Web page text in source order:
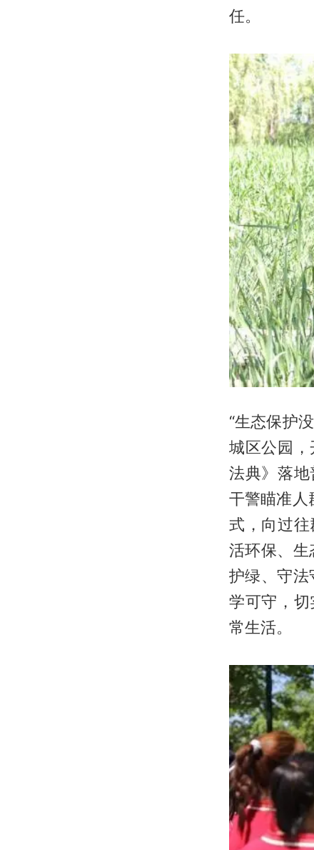
任。
“生态保护
城区公园
法典》落地
干警瞄准人
式，向过
活环保、生
护绿、守法
学可守，
常生活。